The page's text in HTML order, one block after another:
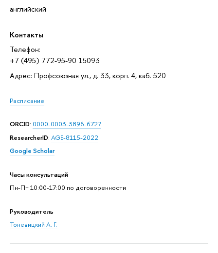
английский
Контакты
Телефон:
+7 (495) 772-95-90 15093
Адрес: Профсоюзная ул., д. 33, корп. 4, каб. 520
Расписание
ORCID: 0000-0003-3896-6727
ResearcherID: AGE-8115-2022
Google Scholar
Часы консультаций
Пн-Пт 10:00-17:00 по договоренности
Руководитель
Тоневицкий А. Г.